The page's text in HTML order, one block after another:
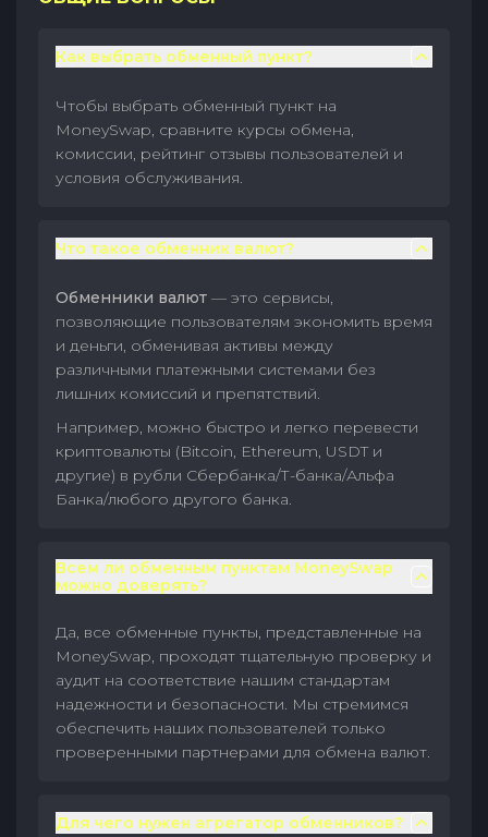
Как выбрать обменный пункт?
Чтобы выбрать обменный пункт на
MoneySwap, сравните курсы обмена,
комиссии, рейтинг отзывы пользователей и
условия обслуживания.
Что такое обменник валют?
Обменники валют — это сервисы,
позволяющие пользователям экономить время
и деньги, обменивая активы между
различными платежными системами без
лишних комиссий и препятствий.
Например, можно быстро и легко перевести
криптовалюты (Bitcoin, Ethereum, USDT и
другие) в рубли Сбербанка/Т-банка/Альфа
Банка/любого другого банка.
Всем ли обменным пунктам MoneySwap
можно доверять?
Да, все обменные пункты, представленные на
MoneySwap, проходят тщательную проверку и
аудит на соответствие нашим стандартам
надежности и безопасности. Мы стремимся
обеспечить наших пользователей только
проверенными партнерами для обмена валют.
Для чего нужен агрегатор обменников?